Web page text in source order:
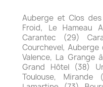
Auberge et Clos
Froid, Le Hameau
Carantec (29)
Courchevel,
Valence, La Grange
Grand Hôtel (38)
Toulouse,